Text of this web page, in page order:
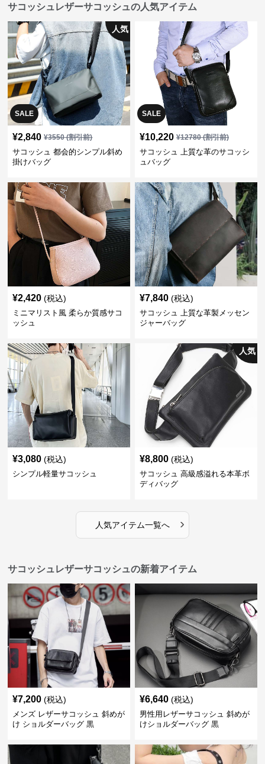
サコッシュレザーサコッシュの人気アイテム
SALE
人気
¥2,840 ¥3550(割引前)
サコッシュ 都会的シンプル斜め
掛けバッグ
SALE
¥10,220 ¥12780(割引前)
サコッシュ 上質な革のサコッシ
ュバッグ
¥2,420 (税込)
ミニマリスト風 柔らか質感サコ
ッシュ
¥7,840 (税込)
サコッシュ 上質な革製メッセン
ジャーバッグ
¥3,080 (税込)
シンプル軽量サコッシュ
人気
¥8,800 (税込)
サコッシュ 高級感溢れる本革ボ
ディバッグ
人気アイテム一覧へ ›
サコッシュレザーサコッシュの新着アイテム
¥7,200 (税込)
メンズ レザーサコッシュ 斜めが
け ショルダーバッグ 黒
¥6,640 (税込)
男性用レザーサコッシュ 斜めが
けショルダーバッグ 黒